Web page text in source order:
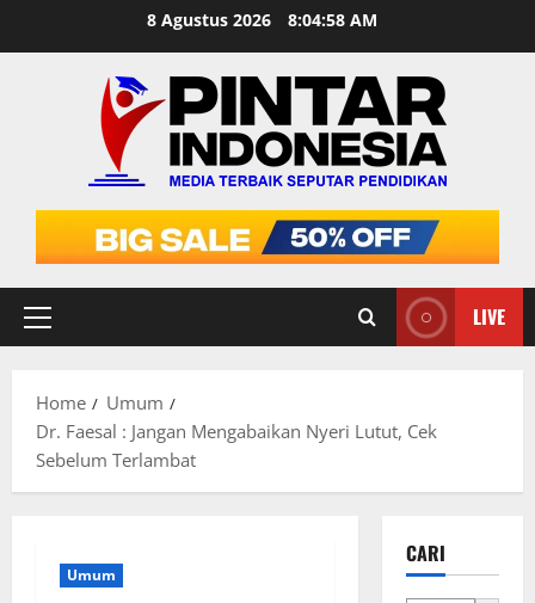
8 Agustus 2026 8:04:59 AM
Primary
LIVE
Home
Umum
Dr. Faesal : Jangan Mengabaikan Nyeri Lutut, Cek
Sebelum Terlambat
Umum
CARI